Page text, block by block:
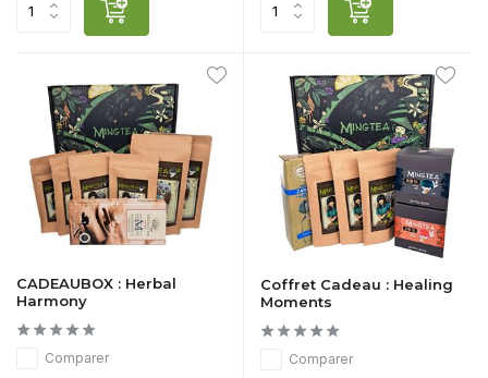
CADEAUBOX : Herbal
Harmony
Comparer
Coffret Cadeau : Healing
Moments
Comparer